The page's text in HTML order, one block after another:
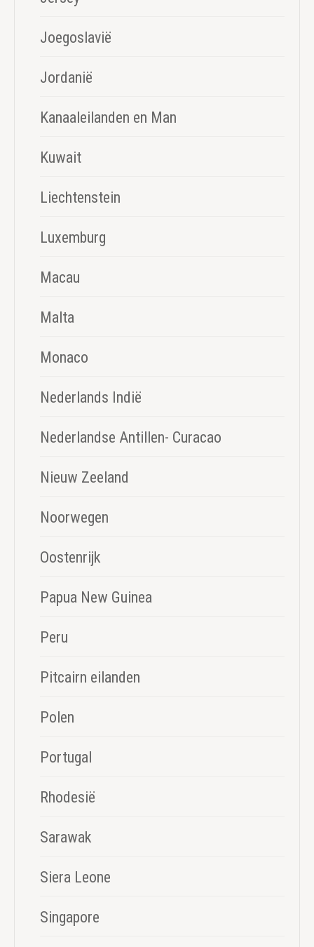
Joegoslavië
Jordanië
Kanaaleilanden en Man
Kuwait
Liechtenstein
Luxemburg
Macau
Malta
Monaco
Nederlands Indië
Nederlandse Antillen- Curacao
Nieuw Zeeland
Noorwegen
Oostenrijk
Papua New Guinea
Peru
Pitcairn eilanden
Polen
Portugal
Rhodesië
Sarawak
Siera Leone
Singapore